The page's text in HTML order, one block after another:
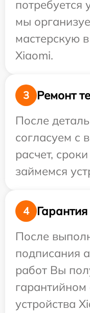
потребуется
мы
мастерскую
Xiaomi.
3
Ремонт
После
согласуем с
расчет,
займемся
4
Гарантия
После
подписания
работ Вы
устройства